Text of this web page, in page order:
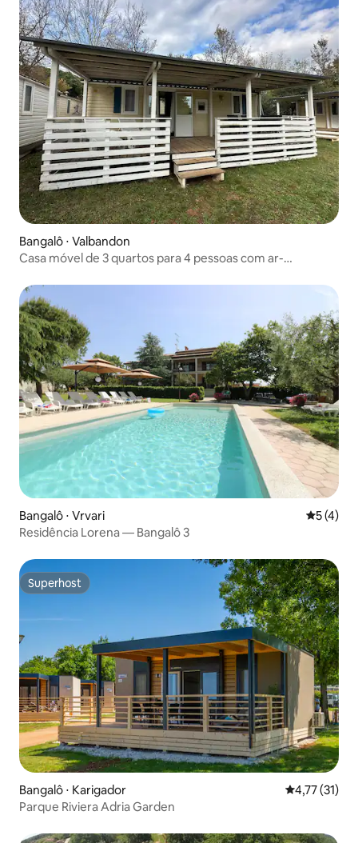
Bangalô ⋅ Valbandon
Casa móvel de 3 quartos para 4 pessoas com ar-
Bangalô ⋅ Vrvari 5 de
5 (4)
Residência Lorena — Bangalô 3
Superhost
Superhost
Bangalô ⋅ Karigador 4,77 de uma
4,77 (31)
Parque Riviera Adria Garden